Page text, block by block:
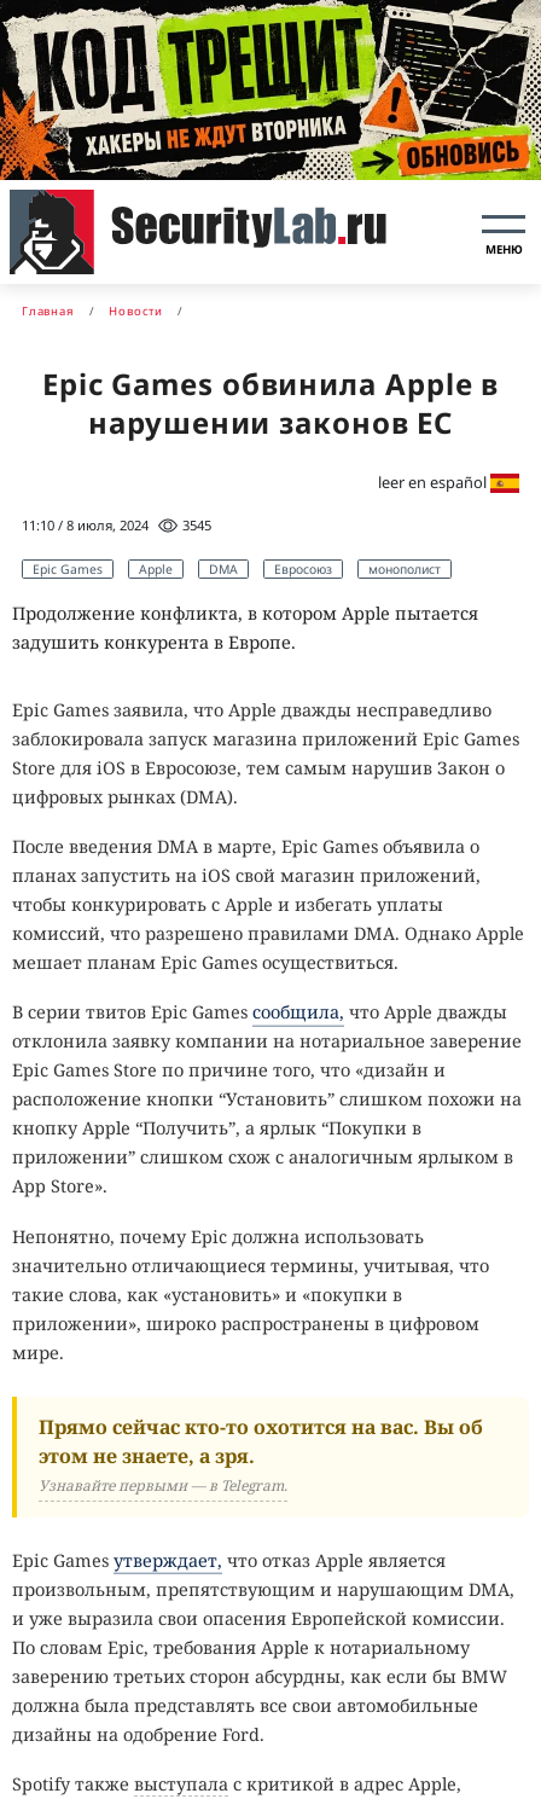
МЕНЮ
Главная Новости
Epic Games обвинила Apple в
нарушении законов ЕС
leer en español
11:10 / 8 июля, 2024 3545
Epic Games Apple DMA Евросоюз монополист
Продолжение конфликта, в котором Apple пытается
задушить конкурента в Европе.
Epic Games заявила, что Apple дважды несправедливо
заблокировала запуск магазина приложений Epic Games
Store для iOS в Евросоюзе, тем самым нарушив Закон о
цифровых рынках (DMA).
После введения DMA в марте, Epic Games объявила о
планах запустить на iOS свой магазин приложений,
чтобы конкурировать с Apple и избегать уплаты
комиссий, что разрешено правилами DMA. Однако Apple
мешает планам Epic Games осуществиться.
В серии твитов Epic Games сообщила, что Apple дважды
отклонила заявку компании на нотариальное заверение
Epic Games Store по причине того, что «дизайн и
расположение кнопки “Установить” слишком похожи на
кнопку Apple “Получить”, а ярлык “Покупки в
приложении” слишком схож с аналогичным ярлыком в
App Store».
Непонятно, почему Epic должна использовать
значительно отличающиеся термины, учитывая, что
такие слова, как «установить» и «покупки в
приложении», широко распространены в цифровом
мире.
Прямо сейчас кто-то охотится на вас. Вы об
этом не знаете, а зря.
Узнавайте первыми — в Telegram.
Epic Games утверждает, что отказ Apple является
произвольным, препятствующим и нарушающим DMA,
и уже выразила свои опасения Европейской комиссии.
По словам Epic, требования Apple к нотариальному
заверению третьих сторон абсурдны, как если бы BMW
должна была представлять все свои автомобильные
дизайны на одобрение Ford.
Spotify также выступала с критикой в адрес Apple,